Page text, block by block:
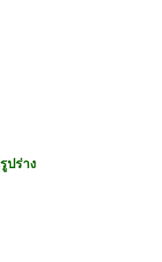
ปร่าง
? ช่วยเรื่อง
ว์ที่คนรักผิว
CLINIC